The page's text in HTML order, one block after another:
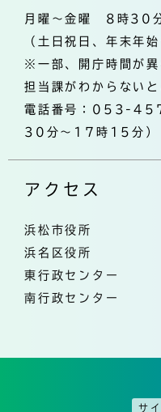
月曜～金曜 8時30
（土日祝日、年末年始
※一部、開庁時間が異
担当課がわからない
電話番号：053-
30分～17時15分）
アクセス
浜松市役所
浜名区役所
東行政センター
南行政センター
サ